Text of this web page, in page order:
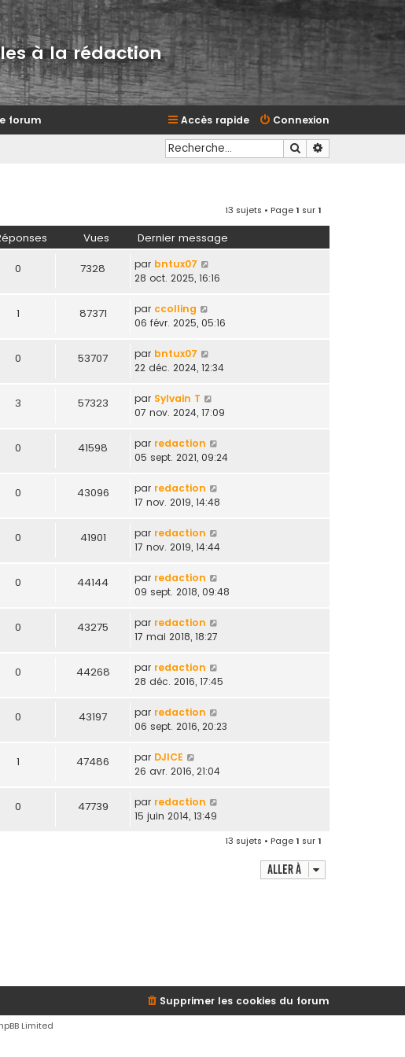
à la rédaction
forum Connexion
Accès rapide
Rechercher
13 sujets • Page1 sur1
Vues Dernier message
0 7328 par bntux07
28 oct. 2025, 16:16
1 87371 par ccolling
06 févr. 2025, 05:16
0 53707 par bntux07
22 déc. 2024, 12:34
3 57323 par Sylvain T
07 nov. 2024, 17:09
0 41598 par redaction
05 sept. 2021, 09:24
0 43096 par redaction
17 nov. 2019, 14:48
0 41901 par redaction
17 nov. 2019, 14:44
0 44144 par redaction
09 sept. 2018, 09:48
0 43275 par redaction
17 mai 2018, 18:27
0 44268 par redaction
28 déc. 2016, 17:45
0 43197 par redaction
06 sept. 2016, 20:23
1 47486 par DJICE
26 avr. 2016, 21:04
0 47739 par redaction
15 juin 2014, 13:49
13 sujets • Page1 sur1
Aller à
Supprimer les cookies du forum
Limited